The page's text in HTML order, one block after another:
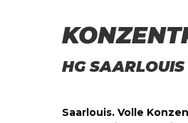
HG
Saarlouis. Volle